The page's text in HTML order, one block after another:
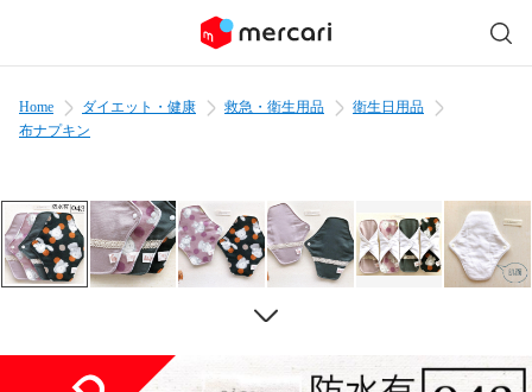
Home ダイエット・健康 救急・衛生用品
衛生日用品
布ナプキン